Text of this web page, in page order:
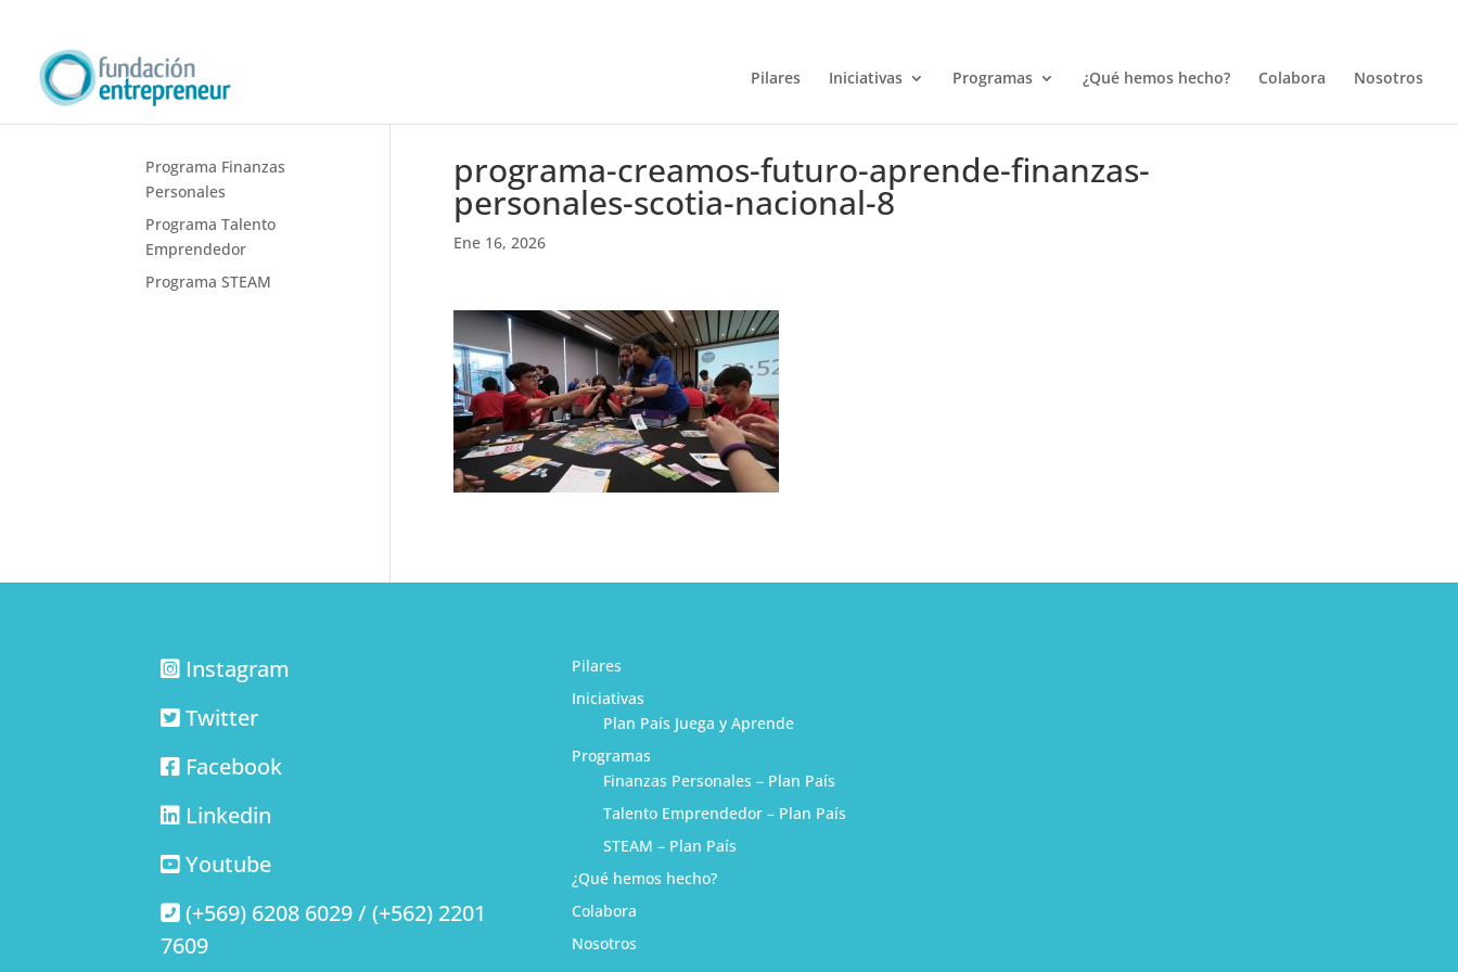
Pilares Iniciativas Programas ¿Qué hemos hecho? Colabora Nosotros
programa-creamos-futuro-aprende-finanzas-
personales-scotia-nacional-8
Ene 16, 2026
Programa Finanzas
Personales
Programa Talento
Emprendedor
Programa STEAM
Instagram
Twitter
Facebook
Linkedin
Youtube
(+569) 6208 6029 / (+562) 2201
7609
Pilares
Iniciativas
Plan País Juega y Aprende
Programas
Finanzas Personales – Plan País
Talento Emprendedor – Plan País
STEAM – Plan País
¿Qué hemos hecho?
Colabora
Nosotros